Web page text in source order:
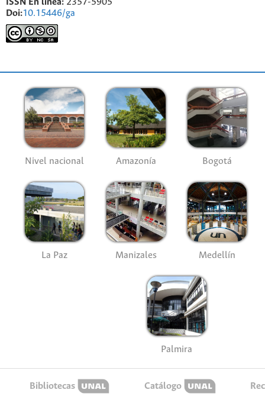
ISSN En línea: 2357-5905
Doi:10.15446/ga
Nivel nacional Amazonía Bogotá
La Paz Manizales Medellín
Palmira
Bibliotecas Catálogo